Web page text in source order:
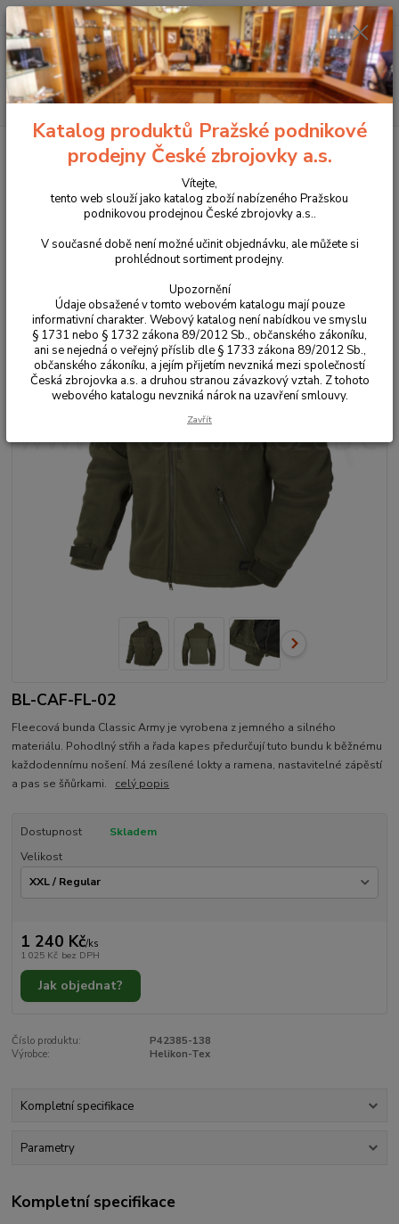
Menu
Hledat
+420 225 375 800
Mikina Helikon ARMY Olive Green XXL/R
Mikina Helikon ARMY Olive Green
XXL/R
BL-CAF-FL-02
Fleecová bunda Classic Army je vyrobena z jemného a silného
materiálu. Pohodlný střih a řada kapes předurčují tuto bundu k běžnému
každodennímu nošení. Má zesílené lokty a ramena, nastavitelné zápěstí
a pas se šňůrkami. celý popis
Dostupnost
Skladem
Velikost
1 240 Kč/ks
1 025 Kč bez DPH
Jak objednat?
Číslo produktu:
P42385-138
Výrobce:
Helikon-Tex
Kompletní specifikace
Parametry
Kompletní specifikace
Katalog produktů Pražské podnikové
prodejny České zbrojovky a.s.
Vítejte,
tento web slouží jako katalog zboží nabízeného Pražskou
podnikovou prodejnou České zbrojovky a.s..
V současné době není možné učinit objednávku, ale můžete si
prohlédnout sortiment prodejny.
Upozornění
Údaje obsažené v tomto webovém katalogu mají pouze
informativní charakter. Webový katalog není nabídkou ve smyslu
§ 1731 nebo § 1732 zákona 89/2012 Sb., občanského zákoníku,
ani se nejedná o veřejný příslib dle § 1733 zákona 89/2012 Sb.,
občanského zákoníku, a jejím přijetím nevzniká mezi společností
Česká zbrojovka a.s. a druhou stranou závazkový vztah. Z tohoto
webového katalogu nevzniká nárok na uzavření smlouvy.
Zavřít